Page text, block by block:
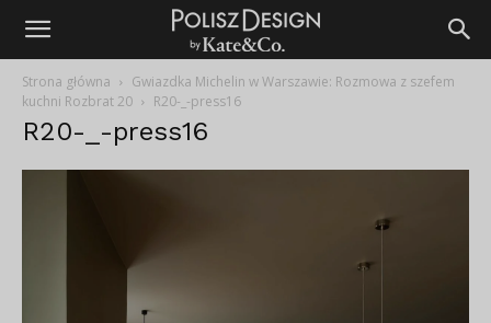
Strona główna
Gwiazdka Michelin w Warszawie: Rozmowa z szefem
kuchni Rozbrat 20
R20-_-press16
R20-_-press16